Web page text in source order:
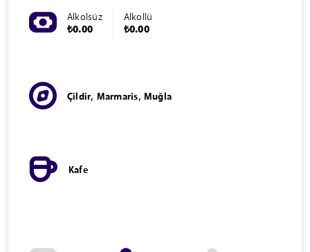
Alkolsüz
₺0.00
Alkollü
₺0.00
Çildir, Marmaris, Muğla
Kafe